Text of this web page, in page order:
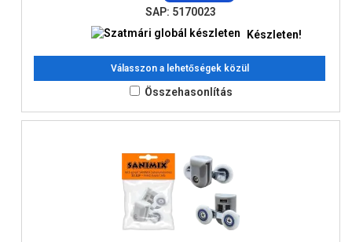
SAP: 5170023
Készleten!
Válasszon a lehetőségek közül
Összehasonlítás